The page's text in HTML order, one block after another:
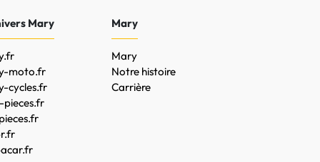
Mary
moto.fr
cycles.fr
pieces.fr
Mary
Mary
Notre histoire
Carrière